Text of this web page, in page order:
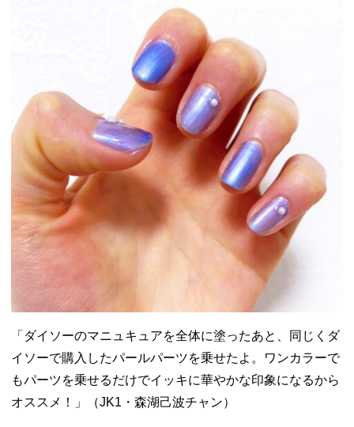
「ダイソーのマニュキュアを全体に塗ったあと、同じくダ
イソーで購入したパールパーツを乗せたよ。ワンカラーで
もパーツを乗せるだけでイッキに華やかな印象になるから
オススメ！」（JK1・森湖己波チャン）